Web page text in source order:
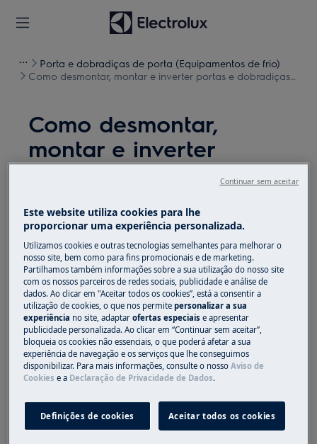
Porta e dobradiças de porta (Equipamentos de frio)
Como desmontar, montar e inverter portas e dobradiças
Como desmontar,
montar e inverter
portas e dobradiças (5)
Solução
desligue o aparelho e retire a ficha datomada.
Sempre tome cuidado ao mover os aparelhos, para
os aparelhos pesados são necessárias duas pessoas
para movê-los.
Sempre use luvas de segurança e calçados fechados.
Observe que o reparo automático ou não
não for feito corretamente
As instruções das portas reversas fornecem
Este website utiliza cookies para lhe
proporcionar uma experiência personalizada.
Utilizamos cookies e outras tecnologias semelhantes para melhorar o
nosso site, bem como para fins promocionais e de marketing.
Partilhamos também informações sobre a sua utilização do nosso site
com os nossos parceiros de redes sociais, publicidade e análise de
dados. Ao clicar em "Aceitar todos os cookies”, está a consentir a
utilização de cookies, o que nos permitepersonalizar a sua
experiência no site, adaptarofertas especiaise apresentar
publicidade personalizada. Ao clicar em “Continuar sem aceitar”,
bloqueia os cookies não essenciais, o que poderá afetar a sua
experiência de navegação e os serviços que lhe conseguimos
disponibilizar. Para mais informações, consulte o nossoAviso de
Cookies e a Declaração de Privacidade de Dados.
Definições de cookies Aceitar todos os cookies
Continuar sem aceitar